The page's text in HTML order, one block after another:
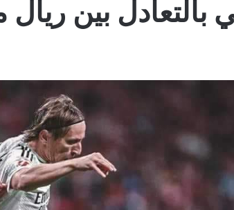
بالتعادل بين ريال